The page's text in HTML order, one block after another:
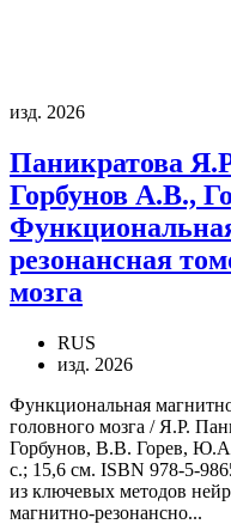
изд. 2026
Паникратова
Горбунов А.В.,
резонансная
мозга
RUS
изд. 2026
Функциональная
головного мозга / Я.Р.
Горбунов, В.В. Горев,
с.; 15,6 см. ISBN 978-5-
из ключевых методов
магнитно-резонансно...